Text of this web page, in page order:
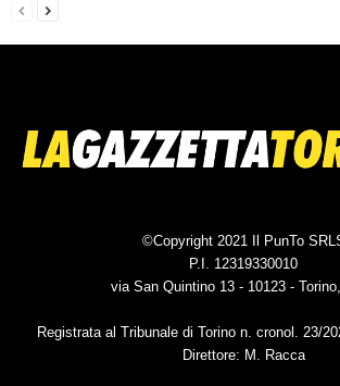
©Copyright 2021 Il PunTo
P.I. 12319330010
via San Quintino 13 - 10123 -
Registrata al Tribunale di Torino n. cronol. 23/
Direttore: M. Racca